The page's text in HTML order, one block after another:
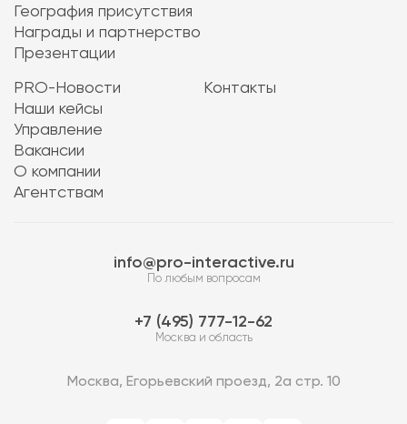
География присутствия
Награды и партнерство
Презентации
PRO-Новости
Наши кейсы
Управление
Вакансии
О компании
Агентствам
Контакты
info@pro-interactive.ru
По любым вопросам
7 (495) 777-12-62
Москва и область
Москва, Егорьевский проезд, 2а стр. 10